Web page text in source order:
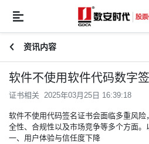
资讯内容
软件不使用软件代码数字
证书相关 2025年03月25日 16:39:18
软件不使用代码签名证书会面临多重风
全性、合规性以及市场竞争等多个方面。
一、用户体验与信任度下降